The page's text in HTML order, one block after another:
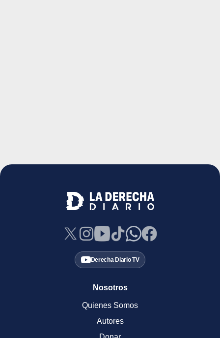
Derecha Diario TV
Nosotros
Quienes Somos
Autores